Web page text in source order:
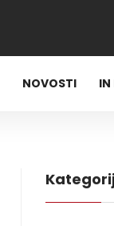
NOVOSTI IN